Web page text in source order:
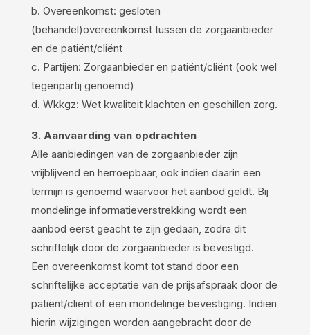
b. Overeenkomst: gesloten
(behandel)overeenkomst tussen de zorgaanbieder
en de patiënt/cliënt
c. Partijen: Zorgaanbieder en patiënt/cliënt (ook wel
tegenpartij genoemd)
d. Wkkgz: Wet kwaliteit klachten en geschillen zorg.
3. Aanvaarding van opdrachten
Alle aanbiedingen van de zorgaanbieder zijn
vrijblijvend en herroepbaar, ook indien daarin een
termijn is genoemd waarvoor het aanbod geldt. Bij
mondelinge informatieverstrekking wordt een
aanbod eerst geacht te zijn gedaan, zodra dit
schriftelijk door de zorgaanbieder is bevestigd.
Een overeenkomst komt tot stand door een
schriftelijke acceptatie van de prijsafspraak door de
patiënt/cliënt of een mondelinge bevestiging. Indien
hierin wijzigingen worden aangebracht door de